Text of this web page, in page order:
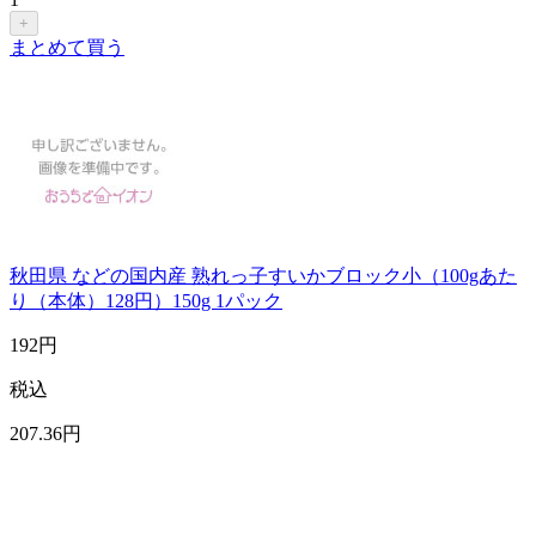
+
まとめて買う
秋田県 などの国内産 熟れっ子すいかブロック小（100gあた
り（本体）128円）150g 1パック
192円
税込
207.36円